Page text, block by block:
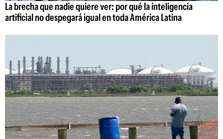
La brecha que nadie quiere ver: por qué la inteligencia
artificial no despegará igual en toda América Latina